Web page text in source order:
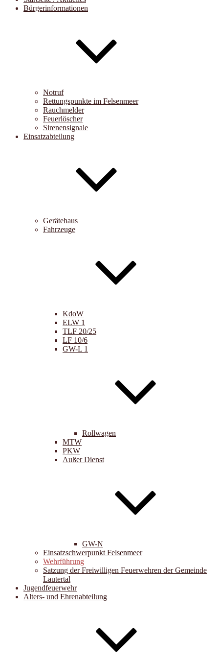
Bürgerinformationen
Notruf
Rettungspunkte im Felsenmeer
Rauchmelder
Feuerlöscher
Sirenensignale
Einsatzabteilung
Gerätehaus
Fahrzeuge
KdoW
ELW 1
TLF 20/25
LF 10/6
GW-L 1
Rollwagen
MTW
PKW
Außer Dienst
GW-N
Einsatzschwerpunkt Felsenmeer
Wehrführung
Satzung der Freiwilligen Feuerwehren der Gemeinde
Lautertal
Jugendfeuerwehr
Alters- und Ehrenabteilung